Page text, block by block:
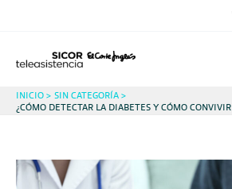
INICIO
SIN CATEGORÍA
¿CÓMO DETECTAR LA DIABETES Y CÓMO